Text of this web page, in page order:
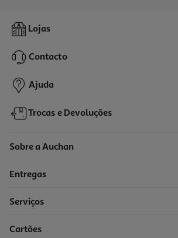
Lojas
Contacto
Ajuda
Trocas e Devoluções
Sobre a Auchan
Entregas
Serviços
Cartões